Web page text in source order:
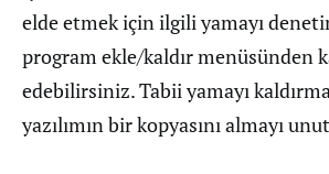
elde etmek için ilgili yamayı
program ekle/kaldır menüsünden
edebilirsiniz. Tabii yamayı
yazılımın bir kopyasını almayı